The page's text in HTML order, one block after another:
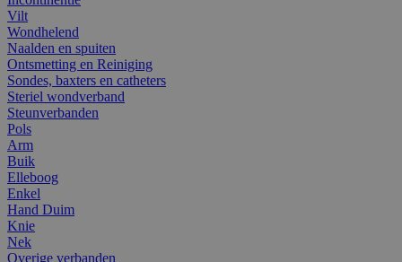
Vilt
Wondhelend
Naalden en spuiten
Ontsmetting en Reiniging
Sondes, baxters en catheters
Steriel wondverband
Steunverbanden
Pols
Arm
Buik
Elleboog
Enkel
Hand Duim
Knie
Nek
Overige verbanden